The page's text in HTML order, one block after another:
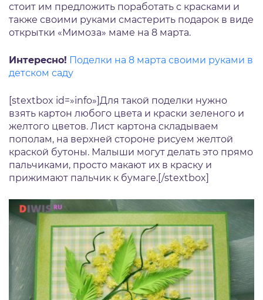
стоит им предложить поработать с красками и
также своими руками смастерить подарок в виде
открытки «Мимоза» маме на 8 марта.
Интересно! Поделки на 8 марта своими руками в
детском саду
[stextbox id=»info»]Для такой поделки нужно
взять картон любого цвета и краски зеленого и
желтого цветов. Лист картона складываем
пополам, на верхней стороне рисуем желтой
краской бутоны. Малыши могут делать это прямо
пальчиками, просто макают их в краску и
прижимают пальчик к бумаге.[/stextbox]